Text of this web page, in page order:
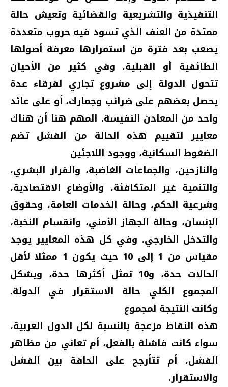
التنفيذية والتشريعية والقضائية وتعيش حالة
ممتدة من العنف الذي تسود فيه حروب متعددة
يصعب بعد فترة من استمرارها معرفة أصولها
الطائفية أو القبلية، وفي كثير من الأحيان
تتحول الدولة إلى مشروع تجاري لفرقاء عدة
يحصل بعضهم على ضرائب وجمارك، أو على عائد
واحد من المعادن النفيسة. المهم هنا أن هناك
معايير لتقييم هذه الحالة من الفشل تضم
الضغوط السكانية، ووجود اللاجئين
والنازحين، والجماعات الغاضبة، والفرار البشري،
والتنمية غير المتكافئة، والأوضاع الاقتصادية،
وشرعية الحكم، وحالة الخدمات العامة، وحقوق
الإنسان، وحالة الجهاز الأمني، وانقسام النخبة،
والتدخل الخارجي. وفي كل هذه المعايير يوجد
مقياس من 1 إلى 10 حيث يكون 1 ممثلا لأقل
الحالات حدة، و10 تمثل أكثرها حدة، ويشكل
المجموع الكلي حالة الاستقرار في الدولة.
وكانت النتيجة لمجموع
هذه النقاط مزعجة بالنسبة لكل الدول العربية،
سواء كانت فاشلة بالفعل، أم تعاني من مظاهر
الفشل، أم تتأرجح على الحافة بين الفشل
والاستقرار.